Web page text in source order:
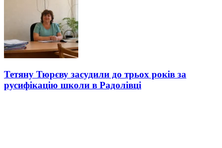
Тетяну Тюрєву засудили до трьох років за
русифікацію школи в Радолівці